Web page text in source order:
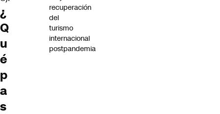
¿
Q
u
é
p
a
s
recuperación
del
turismo
internacional
postpandemia